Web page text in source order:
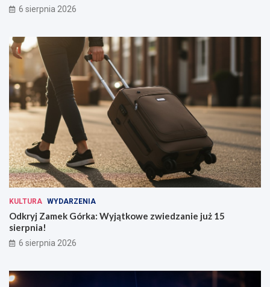
6 sierpnia 2026
KULTURA WYDARZENIA
Odkryj Zamek Górka: Wyjątkowe zwiedzanie już 15
sierpnia!
6 sierpnia 2026